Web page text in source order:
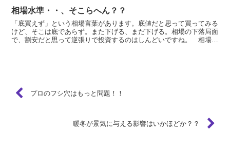
相場水準・・、そこらへん？？
「底買えず」という相場言葉があります。底値だと思って買ってみる
けど、そこは底であらず。また下げる、まだ下げる。相場の下落局面
で、割安だと思って逆張りで投資するのはしんどいですね。 相場の
プロのフシ穴はもっと問題！！
暖冬が景気に与える影響はいかほどか？？